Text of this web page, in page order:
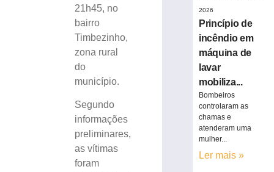
21h45, no
bairro
Timbezinho,
zona rural
do
município.
Segundo
informações
preliminares,
as vítimas
foram
Funcionária
morre
após
ônibus
invadir
restaurante
2026
Princípio de
incêndio em
máquina de
lavar
mobiliza...
Bombeiros
controlaram as
chamas e
atenderam uma
mulher...
Ler mais »